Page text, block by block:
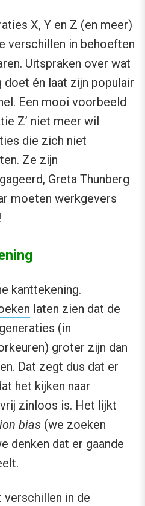
X, Y en Z (en meer)
verschillen in behoeften
Uitspraken over wat
én laat zijn populair
Een mooi voorbeeld
Z’ niet meer wil
die zich niet
Ze zijn
Greta Thunberg
moeten werkgevers
kanttekening.
laten zien dat de
(in
groter zijn dan
Dat zegt dus dat er
het kijken naar
zinloos is. Het lijkt
bias (we zoeken
denken dat er gaande
in de